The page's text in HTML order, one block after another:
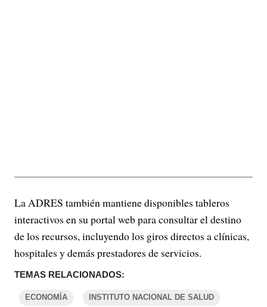
La ADRES también mantiene disponibles tableros
interactivos en su portal web para consultar el destino
de los recursos, incluyendo los giros directos a clínicas,
hospitales y demás prestadores de servicios.
TEMAS RELACIONADOS:
ECONOMÍA INSTITUTO NACIONAL DE SALUD